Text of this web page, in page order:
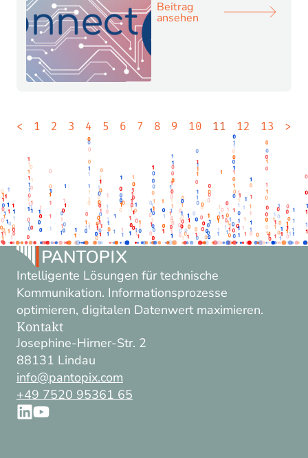
Beitrag
ansehen
< 1 2 3 4 5 6 7 8 9 10 11 12 13 >
Intelligente Lösungen für technische
Kommunikation. Informationsprozesse
optimieren, digitalen Datenwert maximieren.
Kontakt
Josephine-Hirner-Str. 2
88131 Lindau
info@pantopix.com
+49 7520 95361 65